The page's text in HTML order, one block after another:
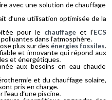
avec une solution de chauffage
d’une utilisation optimisée de la
pour le chauffageet l’ECS
dans l’atmosphère.
plus sur des énergies fossiles.
et innovante qui répond aux
et énergétiques.
aux besoins en eau chaude
et du chauffage solaire,
pris en charge.
d’une piscine.